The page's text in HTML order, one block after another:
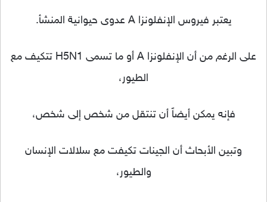
يعتبر فيروس الإنفلونزا A عدوى حيوانية المنشأ.
على الرغم من أن الإنفلونزا A أو ما تسمى H5N1 تتكيف مع
الطيور،
فإنه يمكن أيضاً أن تنتقل من شخص إلى شخص،
وتبين الأبحاث أن الجينات تكيفت مع سلالات الإنسان
والطيور،